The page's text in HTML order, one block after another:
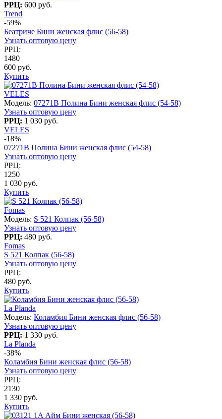
РРЦ: 600 руб.
Trend
-59%
Беатриче Бини женская флис (56-58)
Узнать оптовую цену
РРЦ:
1480
600 руб.
Купить
VELES
Модель: 07271B Полина Бини женская флис (54-58)
Узнать оптовую цену
РРЦ: 1 030 руб.
VELES
-18%
07271B Полина Бини женская флис (54-58)
Узнать оптовую цену
РРЦ:
1250
1 030 руб.
Купить
Fomas
Модель: S 521 Колпак (56-58)
Узнать оптовую цену
РРЦ: 480 руб.
Fomas
S 521 Колпак (56-58)
Узнать оптовую цену
РРЦ:
480 руб.
Купить
La Planda
Модель: Коламбия Бини женская флис (56-58)
Узнать оптовую цену
РРЦ: 1 330 руб.
La Planda
-38%
Коламбия Бини женская флис (56-58)
Узнать оптовую цену
РРЦ:
2130
1 330 руб.
Купить